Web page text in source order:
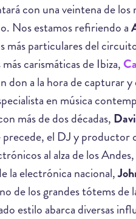
con una veintena de los
Nos estamos refiriendo a
más particulares del
carismáticas de Ibiza,
don a la hora de capturar
en música
más de dos décadas,
precede, el DJ y productor
al alza de los
la electrónica nacional,
de los grandes tótems
estilo abarca diversas